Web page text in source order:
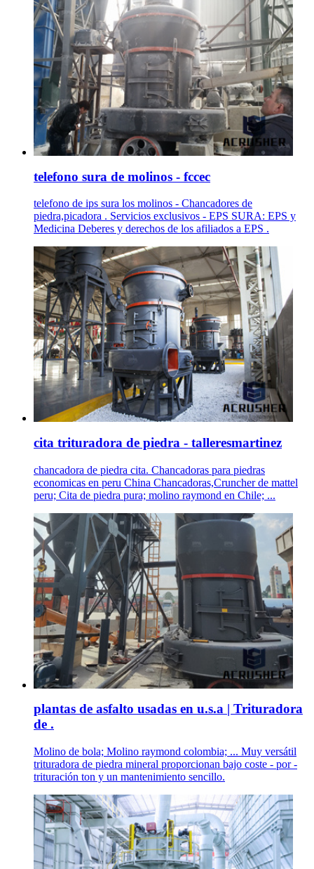
telefono sura de molinos - fccec
telefono de ips sura los molinos - Chancadores de
piedra,picadora . Servicios exclusivos - EPS SURA: EPS y
Medicina Deberes y derechos de los afiliados a EPS .
cita trituradora de piedra - talleresmartinez
chancadora de piedra cita. Chancadoras para piedras
economicas en peru China Chancadoras,Cruncher de mattel
peru; Cita de piedra pura; molino raymond en Chile; ...
plantas de asfalto usadas en u.s.a | Trituradora
de .
Molino de bola; Molino raymond colombia; ... Muy versátil
trituradora de piedra mineral proporcionan bajo coste - por -
trituración ton y un mantenimiento sencillo.